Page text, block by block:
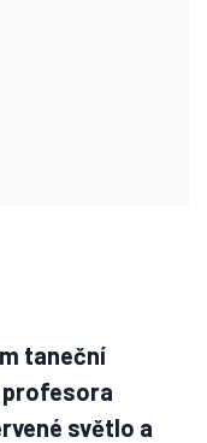
taneční
profesora
světlo a